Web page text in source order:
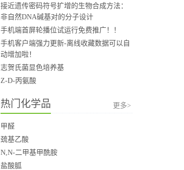
接近遗传密码符号扩增的生物合成方法：
非自然DNA碱基对的分子设计
手机端首屏轮播位试运行免费推广！！
手机客户端强力更新-离线收藏数据可以自
动增加啦！
志贺氏菌显色培养基
Z-D-丙氨酸
热门化学品 更多>
甲醛
巯基乙酸
N,N-二甲基甲酰胺
盐酸胍